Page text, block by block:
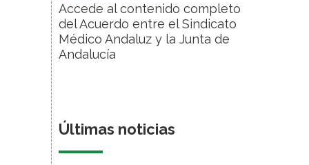
Accede al contenido completo
del Acuerdo entre el Sindicato
Médico Andaluz y la Junta de
Andalucía
Últimas noticias